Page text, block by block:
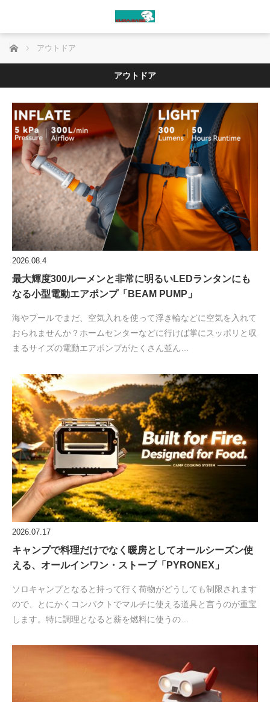
ホーム アウトドア
アウトドア
2026.08.4
最大輝度300ルーメンと非常に明るいLEDランタンにも
なる小型電動エアポンプ「BEAM PUMP」
海やプールでまだ、空気入れを使って浮き輪などに空気を入れて
おられませんか？ホームセンターなどに行けば掌にスッポリと収
まるサイズの電動エアポンプがたくさん並ん…
2026.07.17
キャンプで料理だけでなく暖房としてオールシーズン使
える、オールインワン・ストーブ「PYRONEX」
ソロキャンプとなると持って行く荷物がどうしても制限されます
ので、とにかくコンパクトでマルチに使える道具と言うのが重宝
します。特に調理となると薪を燃料に使うの…